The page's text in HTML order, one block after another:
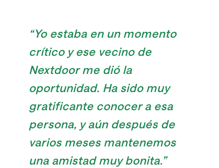
“Yo estaba en un momento
crítico y ese vecino de
Nextdoor me dió la
oportunidad. Ha sido muy
gratificante conocer a esa
persona, y aún después de
varios meses mantenemos
una amistad muy bonita.”